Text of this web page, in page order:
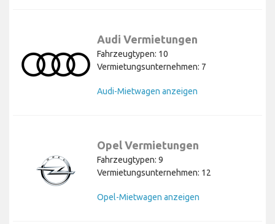
Audi Vermietungen
Fahrzeugtypen: 10
Vermietungsunternehmen: 7
Audi-Mietwagen anzeigen
Opel Vermietungen
Fahrzeugtypen: 9
Vermietungsunternehmen: 12
Opel-Mietwagen anzeigen